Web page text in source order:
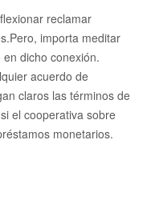
reclamar
importa meditar
dicho conexión.
acuerdo de
claros las términos de
el cooperativa sobre
monetarios.